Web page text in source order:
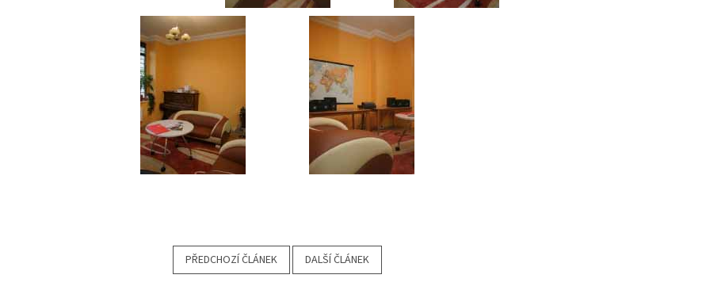
PŘEDCHOZÍ ČLÁNEK DALŠÍ ČLÁNEK